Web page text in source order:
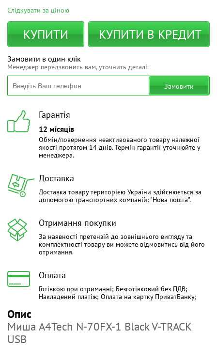
Слідкувати за ціною
КУПИТИ КУПИТИ В КРЕДИТ
Замовити в один клік
Менеджер передзвонить вам, уточнить деталі.
Замовити
Гарантія
12 місяців
Обмін/повернення неактивованого товару належної
якості протягом 14 днів. Термін гарантії уточнюйте у
менеджера.
Доставка
Доставка товару територією України здійснюється за
допомогою транспортних компаній: "Нова пошта".
Отримання покупки
За наявності претензій до зовнішнього вигляду та
комплектності товару ви можете відмовитись від його
отримання.
Оплата
Готівкою при отриманні; Безготівковий без ПДВ;
Накладений платіж; Оплата на картку ПриватБанку;
Опис
Миша A4Tech N-70FX-1 Black V-TRACK
USB